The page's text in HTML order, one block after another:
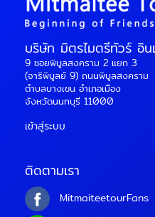
บริษัท มิตรไมตรีทัวร์ อิ
9 ซอยพิบูลสงคราม 2 แยก 3
(จาริพิบูลย์ 9) ถนนพิบูลสงคราม
ตำบลบางเขน อำเภอเมือง
จังหวัดนนทบุรี 11000
เข้าสู่ระบบ
ติดตามเรา
MitmaiteetourFans